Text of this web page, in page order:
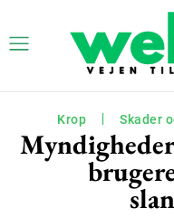
Krop Skader